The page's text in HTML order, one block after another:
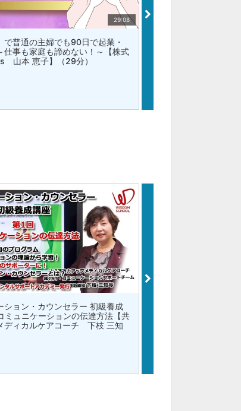
29:08
で普通の主婦でも90日で起業・
仕事も家庭も諦めない！～【株式
山本 恵子】（29分）
ション・カウンセラー 初級養成
ミュニケーションの伝達方法【共
ディカルケアコーチ 下枝 三知